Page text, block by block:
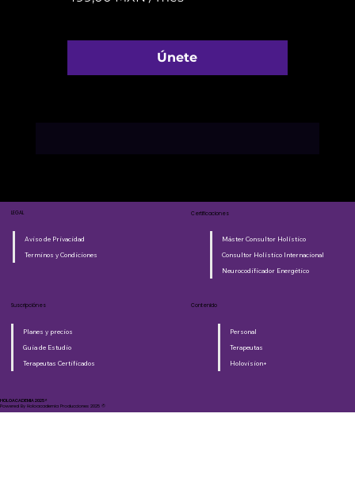
Únete
Aviso de Privacidad
Terminos y Condiciones
LEGAL
Máster Consultor Holístico
Consultor Holístico Internacional
Neurocodificador Energético
Certificaciones
Contenido
Personal
Terapeutas
Holovision+
Planes y precios
Guia de Estudio
Terapeutas Certificados
Suscripciónes
HOLOACADEMIA 2025®​
Powered By Holoacademia Producciones 2025 ©